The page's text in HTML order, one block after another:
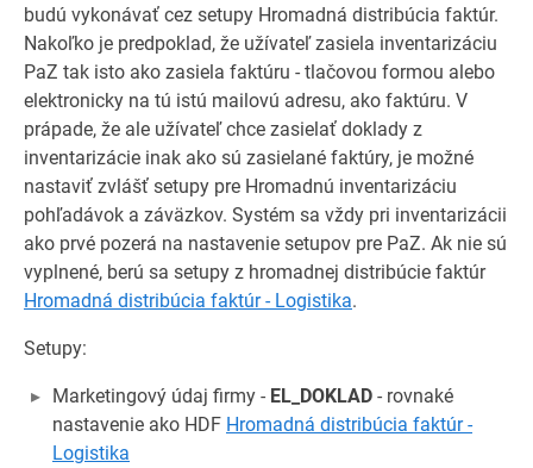
budú vykonávať cez setupy Hromadná distribúcia faktúr.
Nakoľko je predpoklad, že užívateľ zasiela inventarizáciu
PaZ tak isto ako zasiela faktúru - tlačovou formou alebo
elektronicky na tú istú mailovú adresu, ako faktúru. V
prápade, že ale užívateľ chce zasielať doklady z
inventarizácie inak ako sú zasielané faktúry, je možné
nastaviť zvlášť setupy pre Hromadnú inventarizáciu
pohľadávok a záväzkov. Systém sa vždy pri inventarizácii
ako prvé pozerá na nastavenie setupov pre PaZ. Ak nie sú
vyplnené, berú sa setupy z hromadnej distribúcie faktúr
Hromadná distribúcia faktúr - Logistika.
Setupy:
Marketingový údaj firmy - EL_DOKLAD - rovnaké
nastavenie ako HDF Hromadná distribúcia faktúr -
Logistika